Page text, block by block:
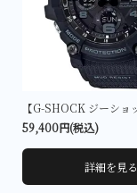
59,400円(税込)
詳細を見る